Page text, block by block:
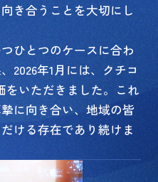
き合うことを大切にし
ひとつのケースに合わ
2026年1月には、クチコ
をいただきました。これ
に向き合い、地域の皆
ける存在であり続けま